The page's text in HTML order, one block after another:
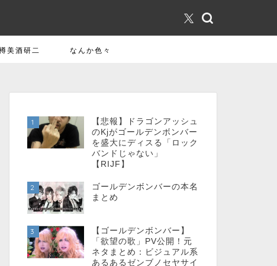
美酒研二 なんか色々
1
【悲報】ドラゴンアッシュ
のKjがゴールデンボンバー
を盛大にディスる「ロック
バンドじゃない」
【RIJF】
2
ゴールデンボンバーの本名
まとめ
3
【ゴールデンボンバー】
「欲望の歌」PV公開！元
ネタまとめ：ビジュアル系
あるあるゼンブノセヤサイ